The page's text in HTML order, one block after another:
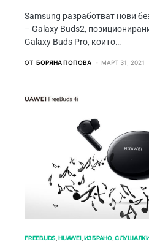
Samsung разработват нови
– Galaxy Buds2,
Galaxy Buds Pro, които…
ОТ БОРЯНА ПОПОВА МАРТ 31, 2021
FREEBUDS HUAWEI ИЗБРАНО